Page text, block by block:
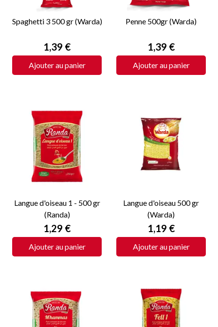
Spaghetti 3 500 gr (Warda)
Prix
1,39 €
Ajouter au panier
Penne 500gr (Warda)
Prix
1,39 €
Ajouter au panier
Langue d'oiseau 1 - 500 gr
(Randa)
Prix
1,29 €
Ajouter au panier
Langue d'oiseau 500 gr
(Warda)
Prix
1,19 €
Ajouter au panier